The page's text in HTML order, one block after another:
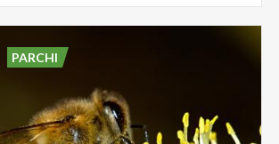
PARCHI